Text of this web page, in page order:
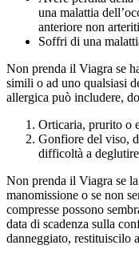
una malattia
anteriore non
Soffri di una
Non prenda il Viagra se
simili o ad uno qualsiasi
allergica può includere,
Orticaria, prurito o
Gonfiore del viso,
difficoltà a
Non prenda il Viagra se
manomissione o se non
compresse possono
data di scadenza sulla
danneggiato, restituiscilo